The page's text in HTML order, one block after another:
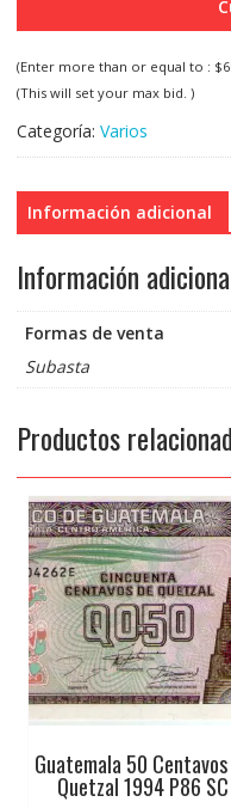
(Enter more than or equal to : $
(This will set your max bid. )
Categoría: Varios
Información adicional
Información
Formas de venta
Subasta
Productos
Guatemala 50
Quetzal 1994 P86 SC